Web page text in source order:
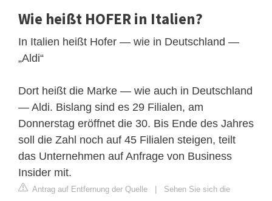
Wie heißt HOFER in Italien?
In Italien heißt Hofer — wie in Deutschland —
„Aldi“
Dort heißt die Marke — wie auch in Deutschland
— Aldi. Bislang sind es 29 Filialen, am
Donnerstag eröffnet die 30. Bis Ende des Jahres
soll die Zahl noch auf 45 Filialen steigen, teilt
das Unternehmen auf Anfrage von Business
Insider mit.
Antrag auf Entfernung der Quelle | Sehen Sie sich die